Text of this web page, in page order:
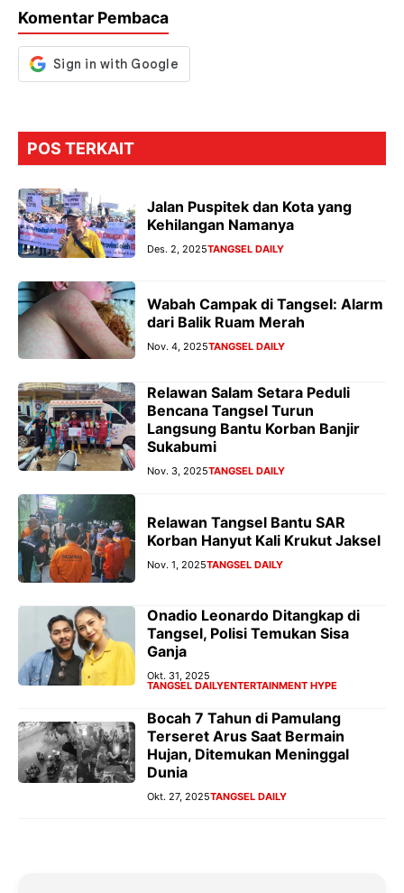
k
p
er
Komentar Pembaca
POS TERKAIT
Jalan Puspitek dan Kota yang
Kehilangan Namanya
Des. 2, 2025TANGSEL DAILY
Wabah Campak di Tangsel: Alarm
dari Balik Ruam Merah
Nov. 4, 2025TANGSEL DAILY
Relawan Salam Setara Peduli
Bencana Tangsel Turun
Langsung Bantu Korban Banjir
Sukabumi
Nov. 3, 2025TANGSEL DAILY
Relawan Tangsel Bantu SAR
Korban Hanyut Kali Krukut Jaksel
Nov. 1, 2025TANGSEL DAILY
Onadio Leonardo Ditangkap di
Tangsel, Polisi Temukan Sisa
Ganja
Okt. 31, 2025
TANGSEL DAILYENTERTAINMENT HYPE
Bocah 7 Tahun di Pamulang
Terseret Arus Saat Bermain
Hujan, Ditemukan Meninggal
Dunia
Okt. 27, 2025TANGSEL DAILY